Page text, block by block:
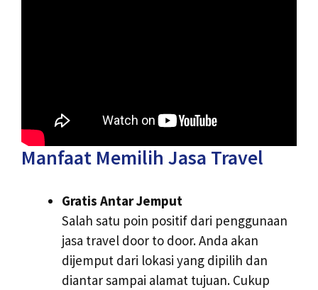
Manfaat Memilih Jasa Travel
Gratis Antar Jemput
Salah satu poin positif dari penggunaan
jasa travel door to door. Anda akan
dijemput dari lokasi yang dipilih dan
diantar sampai alamat tujuan. Cukup